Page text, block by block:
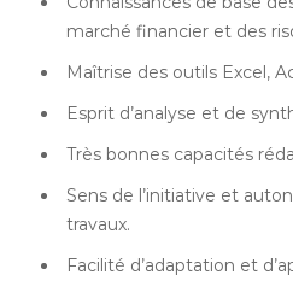
marché financier et des
Maîtrise des outils Excel,
Esprit d’analyse et de
Très bonnes capacités
Sens de l’initiative et
travaux.
Facilité d’adaptation et